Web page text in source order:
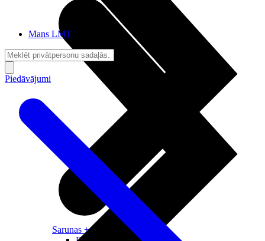
Sarunas + Internets
Mans LMT
Piedāvājumi